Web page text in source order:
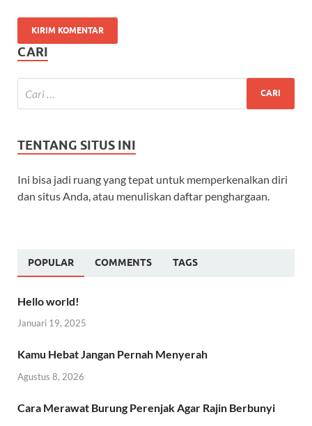
CARI
TENTANG SITUS INI
Ini bisa jadi ruang yang tepat untuk memperkenalkan diri
dan situs Anda, atau menuliskan daftar penghargaan.
POPULAR COMMENTS TAGS
Hello world!
Januari 19, 2025
Kamu Hebat Jangan Pernah Menyerah
Agustus 8, 2026
Cara Merawat Burung Perenjak Agar Rajin Berbunyi